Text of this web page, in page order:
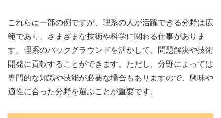
これらは一部の例ですが、理系の人が活躍できる分野は広
範であり、さまざまな技術や科学に関わる仕事がありま
す。理系のバックグラウンドを活かして、問題解決や技術
開発に貢献することができます。ただし、分野によっては
専門的な知識や技能が必要な場合もありますので、興味や
適性に合った分野を選ぶことが重要です。